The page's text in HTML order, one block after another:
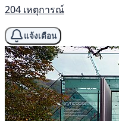
204 เหตุการณ์
แจ้งเตือน